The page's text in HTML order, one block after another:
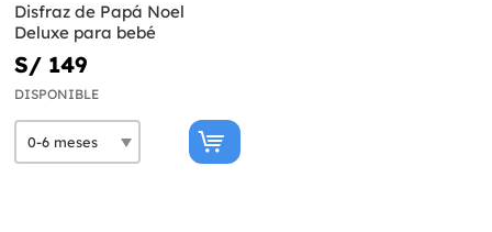
Disfraz de Papá Noel
Deluxe para bebé
S/ 149
DISPONIBLE